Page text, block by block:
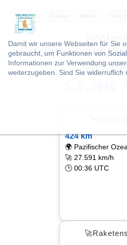
Vorlesen
Damit wir unsere Webseiten für Sie
gebraucht, um Funktionen von
Informationen zur Verwendung
weiterzugeben. Sind Sie
Satelliten- und
25
424 km
🌍 Pazifischer
🚀 27.591 km/h
🕒 00:36 UTC